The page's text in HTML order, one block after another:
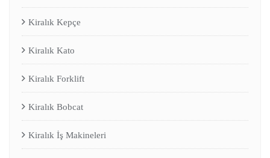
Kiralık Kepçe
Kiralık Kato
Kiralık Forklift
Kiralık Bobcat
Kiralık İş Makineleri